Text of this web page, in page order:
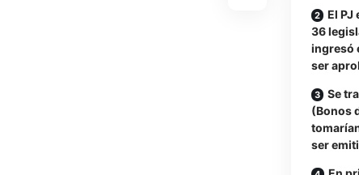
El PJ
36
ingresó
ser
Se
(Bonos
ser